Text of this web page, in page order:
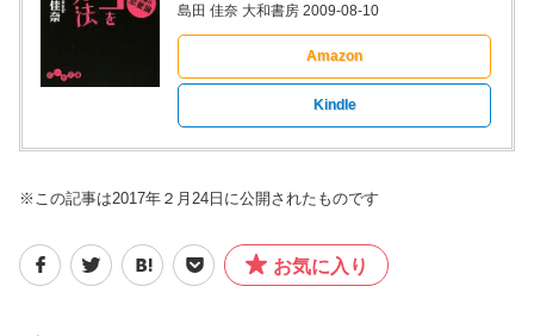
島田 佳奈 大和書房 2009-08-10
Amazon
Kindle
※この記事は2017年２月24日に公開されたものです
お気に入り